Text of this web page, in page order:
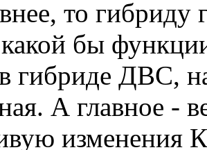
то гибриду
какой бы
гибриде ДВС,
А главное -
изменения